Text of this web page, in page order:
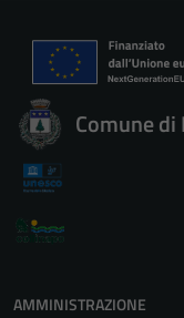
Comune
AMMINISTRAZIONE